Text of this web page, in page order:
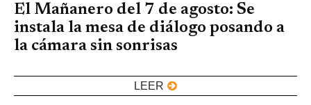
El Mañanero del 7 de agosto: Se
instala la mesa de diálogo posando a
la cámara sin sonrisas
LEER